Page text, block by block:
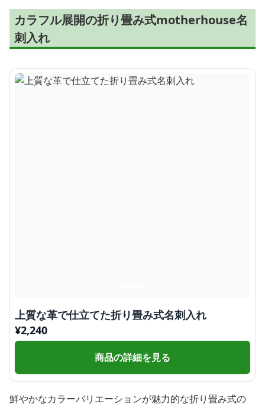
カラフル展開の折り畳み式motherhouse名
刺入れ
上質な革で仕立てた折り畳み式名刺入れ
¥2,240
商品の詳細を見る
鮮やかなカラーバリエーションが魅力的な折り畳み式の